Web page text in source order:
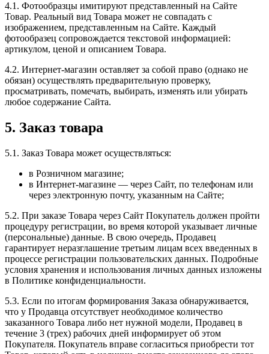
4.1. Фотообразцы имитируют представленный на Сайте
Товар. Реальный вид Товара может не совпадать с
изображением, представленным на Сайте. Каждый
фотообразец сопровождается текстовой информацией:
артикулом, ценой и описанием Товара.
4.2. Интернет-магазин оставляет за собой право (однако не
обязан) осуществлять предварительную проверку,
просматривать, помечать, выбирать, изменять или убирать
любое содержание Сайта.
5. Заказ товара
5.1. Заказ Товара может осуществляться:
в Розничном магазине;
в Интернет-магазине — через Сайт, по телефонам или
через электронную почту, указанным на Сайте;
5.2. При заказе Товара через Сайт Покупатель должен пройти
процедуру регистрации, во время которой указывает личные
(персональные) данные. В свою очередь, Продавец
гарантирует неразглашение третьим лицам всех введенных в
процессе регистрации пользовательских данных. Подробные
условия хранения и использования личных данных изложены
в Политике конфиденциальности.
5.3. Если по итогам формирования Заказа обнаруживается,
что у Продавца отсутствует необходимое количество
заказанного Товара либо нет нужной модели, Продавец в
течение 3 (трех) рабочих дней информирует об этом
Покупателя. Покупатель вправе согласиться приобрести тот